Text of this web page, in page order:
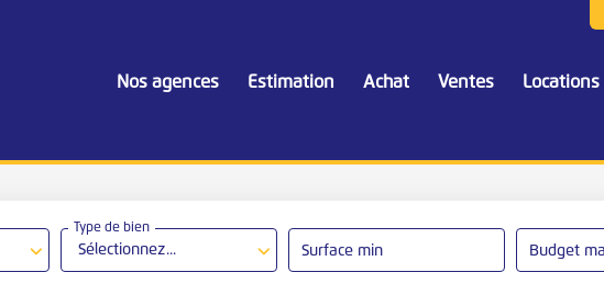
Nos agences Estimation Achat Ventes Locations
Sélectionnez...
Type de bien
Surface min Budget